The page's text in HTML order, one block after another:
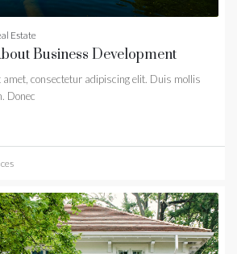
Estate
Business Development
consectetur adipiscing elit. Duis mollis
Donec